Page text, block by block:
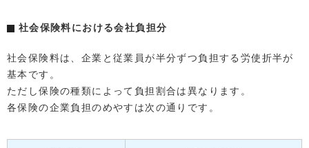
社会保険料における会社負担分
社会保険料は、企業と従業員が半分ずつ負担する労使折半が
基本です。
ただし保険の種類によって負担割合は異なります。
各保険の企業負担のめやすは次の通りです。